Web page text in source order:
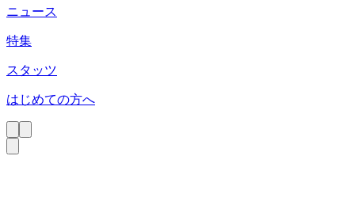
ニュース
特集
スタッツ
はじめての方へ